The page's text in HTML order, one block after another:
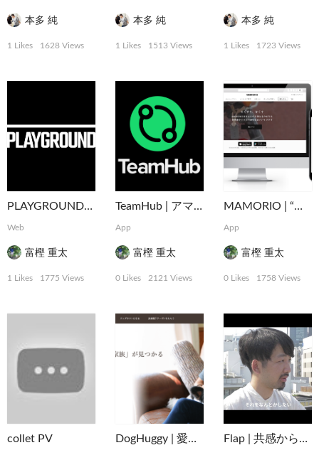
本多 純
1 Likes 1628 Views
本多 純
1 Likes 1513 Views
本多 純
1 Likes 1723 Views
PLAYGROUND | 企業や行政とともに社会や事業をデザインする実験的プラットフォーム
Web
富樫 重太
1 Likes 1775 Views
TeamHub | アマチュアスポーツのインフラを支えるマネジメントアプリ
App
富樫 重太
0 Likes 2121 Views
MAMORIO | “なくすを、なくす。” 世界最小クラスの紛失防止デバイス
App
富樫 重太
0 Likes 1758 Views
collet PV DogHuggy | 愛犬と寄り添う“家族”が見つかる Flap | 共感から始まるデザインパートナーシップサービス